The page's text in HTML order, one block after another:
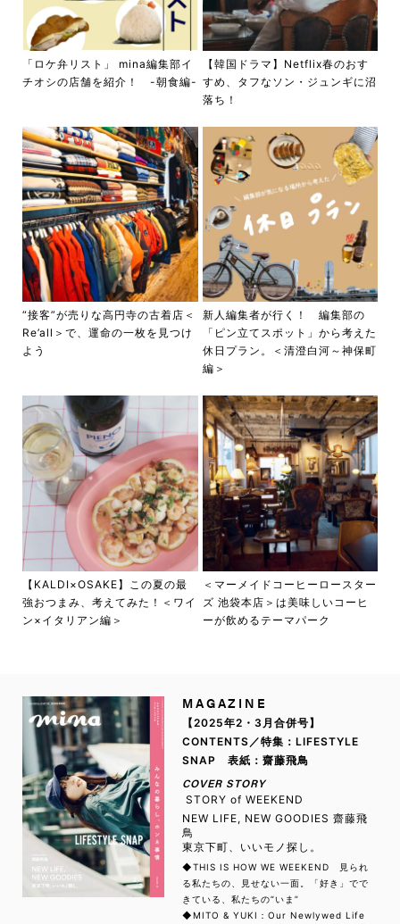
「ロケ弁リスト」 mina編集部イ
チオシの店舗を紹介！ -朝食編-
【韓国ドラマ】Netflix春のおす
すめ、タフなソン・ジュンギに沼
落ち！
“接客”が売りな高円寺の古着店＜
Re’all＞で、運命の一枚を見つけ
よう
新人編集者が行く！ 編集部の
「ピン立てスポット」から考えた
休日プラン。＜清澄白河～神保町
編＞
【KALDI×OSAKE】この夏の最
強おつまみ、考えてみた！＜ワイ
ン×イタリアン編＞
＜マーメイドコーヒーロースター
ズ 池袋本店＞は美味しいコーヒ
ーが飲めるテーマパーク
MAGAZINE
【2025年2・3月合併号】
CONTENTS／特集：LIFESTYLE
SNAP 表紙：齋藤飛鳥
COVER STORY
STORY of WEEKEND
NEW LIFE, NEW GOODIES 齋藤飛
鳥
東京下町、いいモノ探し。
◆THIS IS HOW WE WEEKEND 見られ
る私たちの、見せない一面。「好き」でで
きている、私たちの“いま”
◆MITO & YUKI：Our Newlywed Life